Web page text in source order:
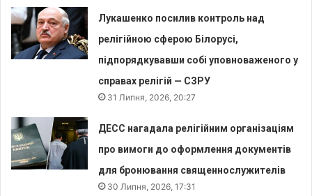
Лукашенко посилив контроль над
релігійною сферою Білорусі,
підпорядкувавши собі уповноваженого у
справах релігій — СЗРУ
31 Липня, 2026, 20:27
ДЕСС нагадала релігійним організаціям
про вимоги до оформлення документів
для бронювання священнослужителів
30 Липня, 2026, 17:31